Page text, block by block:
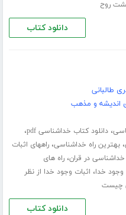
روح
دانلود کتاب
طالبانی
اندیشه و مذهب
،دانلود کتاب خداشناسی pdf ،
،بهترین راه خداشناسی،راههای اثبات
خداشناسی در قران،راه های
وجود خدا، اثبات وجود خدا از نظر
چیست
دانلود کتاب